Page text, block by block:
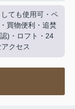
ても使用可・ペ
買物便利・追焚
)・ロフト・24
クセス